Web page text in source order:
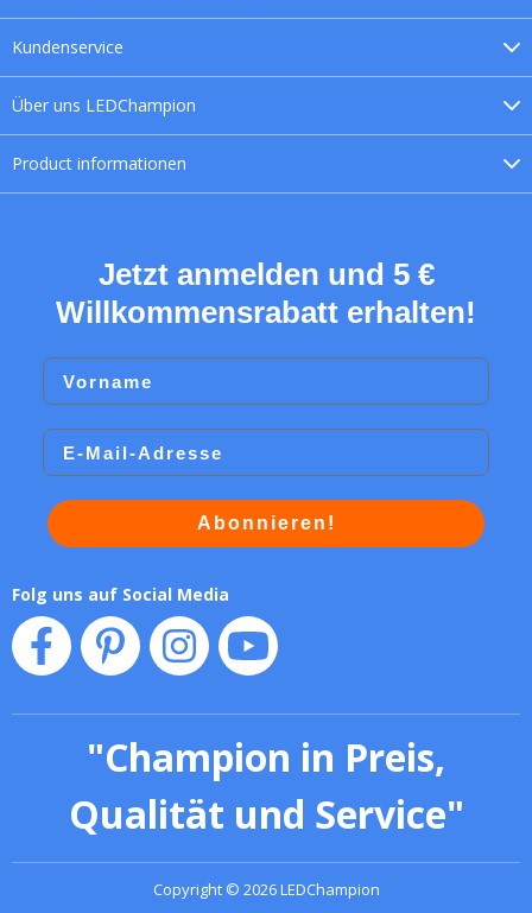
Über uns LEDChampion
Product informationen
Kundenservice
Jetzt anmelden und 5 €
Willkommensrabatt erhalten!
Vorname
Email
Abonnieren!
Folg uns auf Social Media
"Champion in Preis,
Qualität und Service"
Copyright© 2026LEDChampion